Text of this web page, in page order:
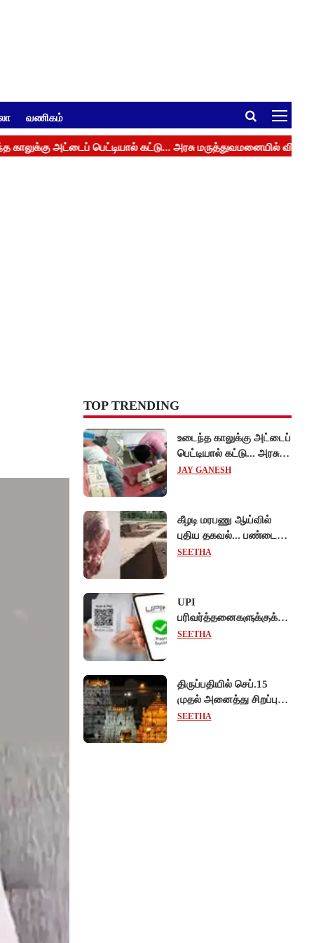
வணிகம்
TOP TRENDING
உடைந்த காலுக்கு அட்டைப்
பெட்டியால் கட்டு... அரசு
மருத்துவமனையில்
JAY GANESH
கீழடி மரபணு ஆய்வில்
புதிய தகவல்... பண்டைய
தமிழர்கள் உணவில்
SEETHA
UPI
பரிவர்த்தனைகளுக்குக்
கட்டணம் வசூல் -
SEETHA
திருப்பதியில் செப்.15
முதல் அனைத்து சிறப்பு
தரிசனங்களும் ரத்து -
SEETHA